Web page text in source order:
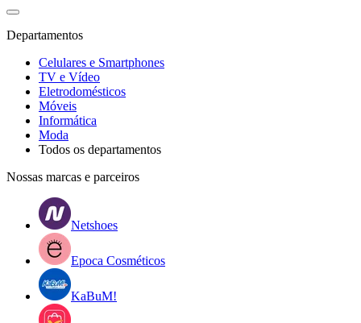
Departamentos
Celulares e Smartphones
TV e Vídeo
Eletrodomésticos
Móveis
Informática
Moda
Todos os departamentos
Nossas marcas e parceiros
Netshoes
Epoca Cosméticos
KaBuM!